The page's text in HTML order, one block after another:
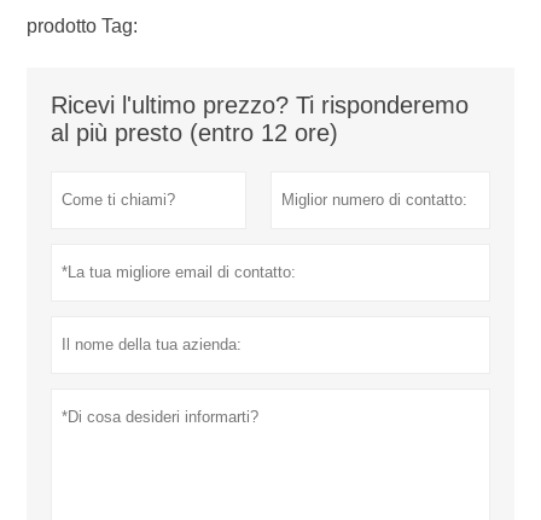
prodotto Tag:
Ricevi l'ultimo prezzo? Ti risponderemo
al più presto (entro 12 ore)